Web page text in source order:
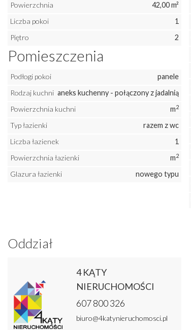
Powierzchnia
42,00 m²
Liczba pokoi
1
Piętro
2
Pomieszczenia
Podłogi pokoi
panele
Rodzaj kuchni aneks kuchenny - połączony z jadalnią
Powierzchnia kuchni
m2
Typ łazienki
razem z wc
Liczba łazienek
1
Powierzchnia łazienki
m2
Glazura łazienki nowego typu
Oddział
4 KĄTY
NIERUCHOMOŚCI
607 800 326
biuro@4katynieruchomosci.pl